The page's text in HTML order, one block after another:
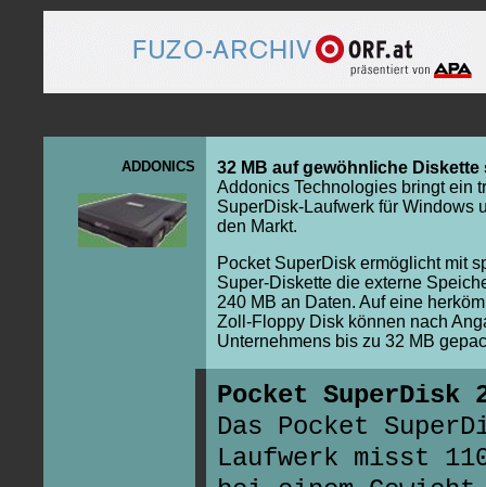
ADDONICS
32 MB auf gewöhnliche Diskette
Addonics Technologies bringt ein
SuperDisk-Laufwerk für Windows
den Markt.
Pocket SuperDisk ermöglicht mit
Super-Diskette die externe
240 MB an Daten. Auf eine
Zoll-Floppy Disk können nach
Unternehmens bis zu 32 MB
Pocket SuperDisk
Das Pocket
Laufwerk misst